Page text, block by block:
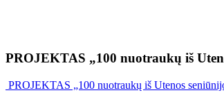
PROJEKTAS „100 nuotraukų iš
PROJEKTAS „100 nuotraukų iš Utenos